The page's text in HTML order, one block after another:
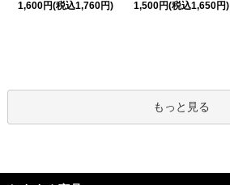
1,600円(税込1,760円)
1,500円(税込1,650円)
もっと見る